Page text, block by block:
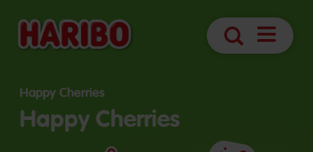
BúsquedaAbrir
Happy Cherries
Happy Cherries